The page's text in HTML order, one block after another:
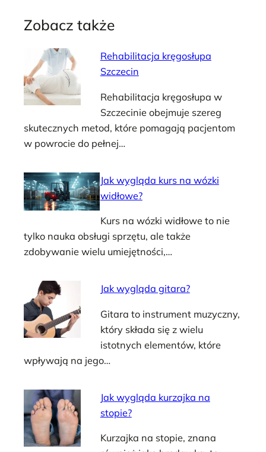
Zobacz także
Rehabilitacja kręgosłupa
Szczecin
Rehabilitacja kręgosłupa w
Szczecinie obejmuje szereg
skutecznych metod, które pomagają pacjentom
w powrocie do pełnej…
Jak wygląda kurs na wózki
widłowe?
Kurs na wózki widłowe to nie
tylko nauka obsługi sprzętu, ale także
zdobywanie wielu umiejętności,…
Jak wygląda gitara?
Gitara to instrument muzyczny,
który składa się z wielu
istotnych elementów, które
wpływają na jego…
Jak wygląda kurzajka na
stopie?
Kurzajka na stopie, znana